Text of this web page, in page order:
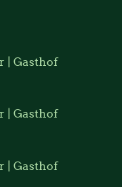
| Gasthof
| Gasthof
| Gasthof